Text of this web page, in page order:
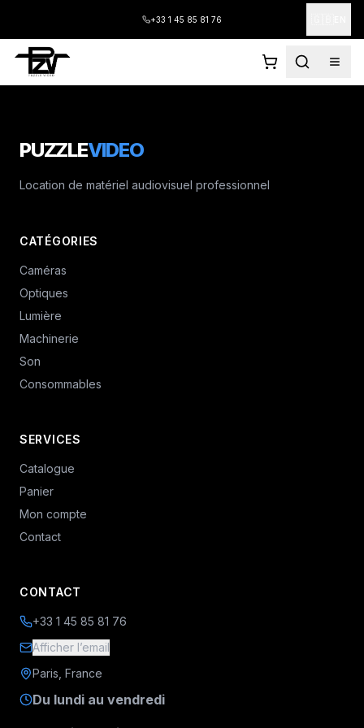
+33 1 45 85 81 76
PUZZLEVIDEO
Location de matériel audiovisuel professionnel
CATÉGORIES
Caméras
Optiques
Lumière
Machinerie
Son
Consommables
SERVICES
Catalogue
Panier
Mon compte
Contact
CONTACT
+33 1 45 85 81 76
Afficher l’email
Paris, France
Du lundi au vendredi